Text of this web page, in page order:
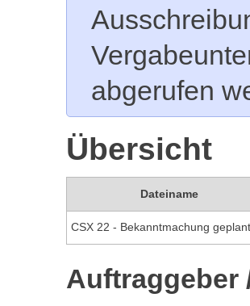
abgerufen
Übersicht
Dateiname
Auftraggeber